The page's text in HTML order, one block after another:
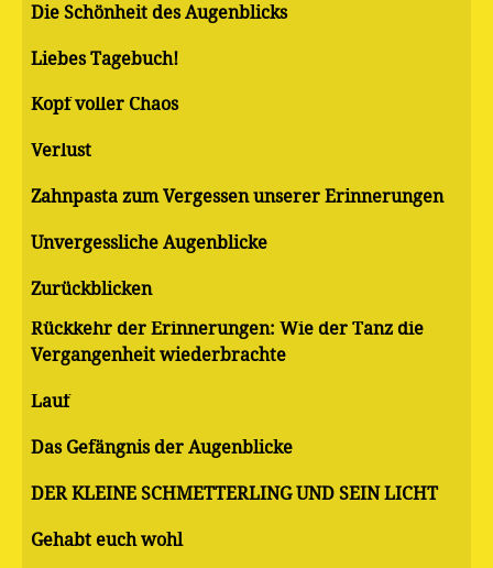
Die Schönheit des Augenblicks
Liebes Tagebuch!
Kopf voller Chaos
Verlust
Zahnpasta zum Vergessen unserer Erinnerungen
Unvergessliche Augenblicke
Zurückblicken
Rückkehr der Erinnerungen: Wie der Tanz die
Vergangenheit wiederbrachte
Lauf
Das Gefängnis der Augenblicke
DER KLEINE SCHMETTERLING UND SEIN LICHT
Gehabt euch wohl